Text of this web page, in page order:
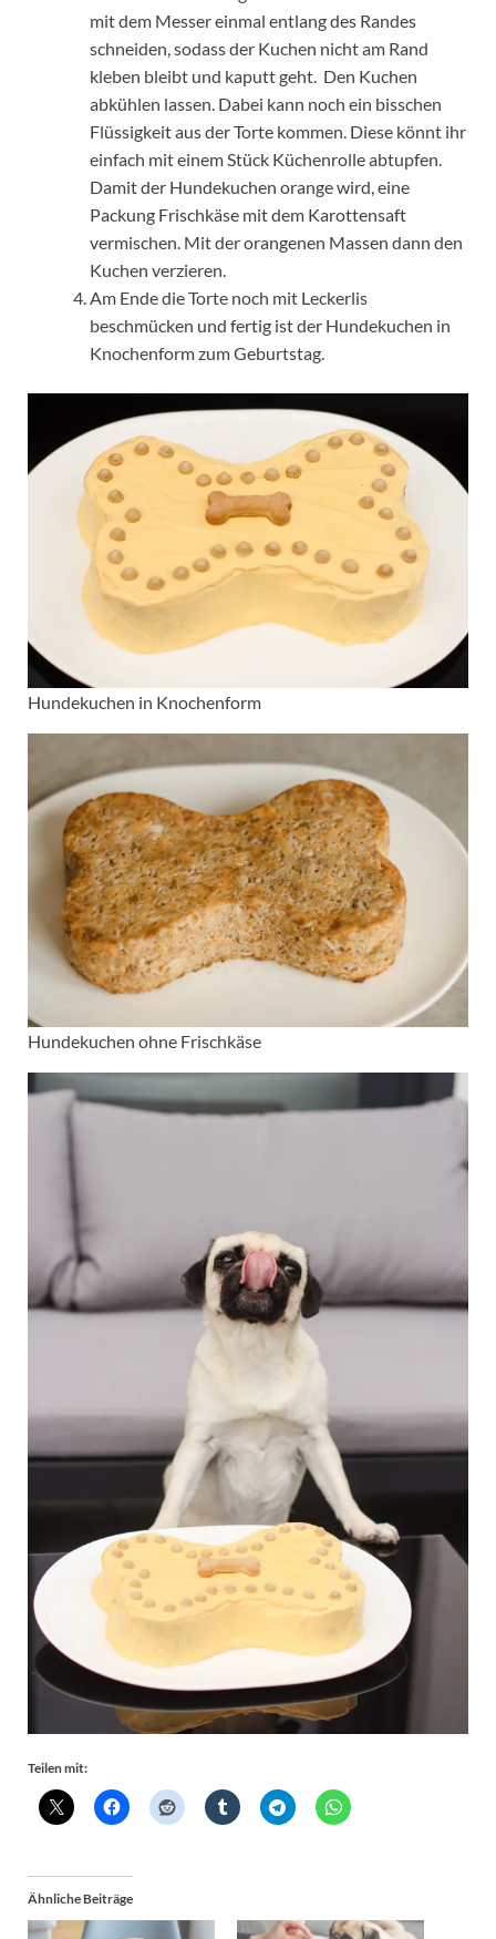
mit dem Messer einmal entlang des Randes
schneiden, sodass der Kuchen nicht am Rand
kleben bleibt und kaputt geht. Den Kuchen
abkühlen lassen. Dabei kann noch ein bisschen
Flüssigkeit aus der Torte kommen. Diese könnt ihr
einfach mit einem Stück Küchenrolle abtupfen.
Damit der Hundekuchen orange wird, eine
Packung Frischkäse mit dem Karottensaft
vermischen. Mit der orangenen Massen dann den
Kuchen verzieren.
Am Ende die Torte noch mit Leckerlis
beschmücken und fertig ist der Hundekuchen in
Knochenform zum Geburtstag.
Hundekuchen in Knochenform
Hundekuchen ohne Frischkäse
Teilen mit:
Ähnliche Beiträge